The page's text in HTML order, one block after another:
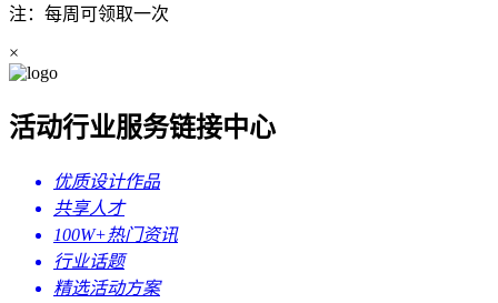
注：每周可领取一次
×
活动行业服务链接中心
优质设计作品
共享人才
100W+热门资讯
行业话题
精选活动方案